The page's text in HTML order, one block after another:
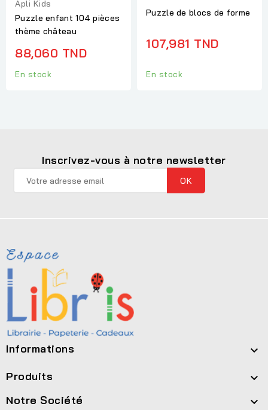
Apli Kids
Puzzle enfant 104 pièces
thème château
88,060 TND
En stock
Puzzle de blocs de forme
107,981 TND
En stock
Inscrivez-vous à notre newsletter
Informations 
Produits 
Notre Société 